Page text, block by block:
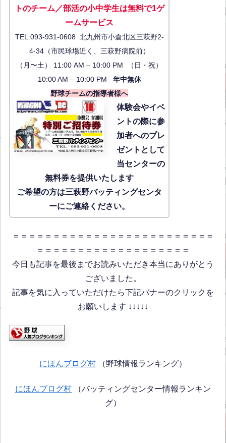
トのチーム／部活の小中学生は無料で1ゲ
ームサービス
TEL:093-931-0608 北九州市小倉北区三萩野2-
4-34（市民球場近く、三萩野病院前）
（月〜土） 11:00 AM – 10:00 PM （日・祝）
10:00 AM – 10:00 PM 年中無休
野球チームの指導者様へ
体験会やイベ
ントの際に参
加者へのプレ
ゼントとして
当センターの
無料券を提供いたします
ご希望の方は三萩野バッティングセンタ
ーにご連絡ください。
＝＝＝＝＝＝＝＝＝＝＝＝＝＝＝＝＝＝＝＝＝＝＝＝＝
＝＝＝＝＝＝＝＝＝＝＝＝＝＝＝＝＝＝＝
今日も記事を最後までお読みいただき本当にありがとう
ございました。
記事を気に入っていただけたら下記バナーのクリックを
お願いします ↓↓↓↓↓
にほんブログ村 （野球情報ランキング）
にほんブログ村 （バッティングセンター情報ランキン
グ）